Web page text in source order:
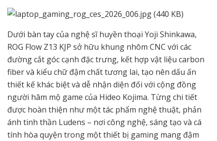
Dưới bàn tay của nghệ sĩ huyền thoại Yoji Shinkawa,
ROG Flow Z13 KJP sở hữu khung nhôm CNC với các
đường cắt góc cạnh đặc trưng, kết hợp vật liệu carbon
fiber và kiểu chữ đậm chất tương lai, tạo nên dấu ấn
thiết kế khác biệt và dễ nhận diện đối với cộng đồng
người hâm mộ game của Hideo Kojima. Từng chi tiết
được hoàn thiện như một tác phẩm nghệ thuật, phản
ánh tinh thần Ludens – nơi công nghệ, sáng tạo và cá
tính hòa quyện trong một thiết bị gaming mang đậm